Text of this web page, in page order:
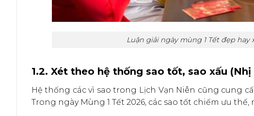
Luận giải ngày mùng 1 Tết đẹp hay
1.2. Xét theo hệ thống sao tốt, sao xấu
Hệ thống các vì sao trong Lịch Vạn Niên cũng cung
Trong ngày Mùng 1 Tết 2026, các sao tốt chiếm ưu